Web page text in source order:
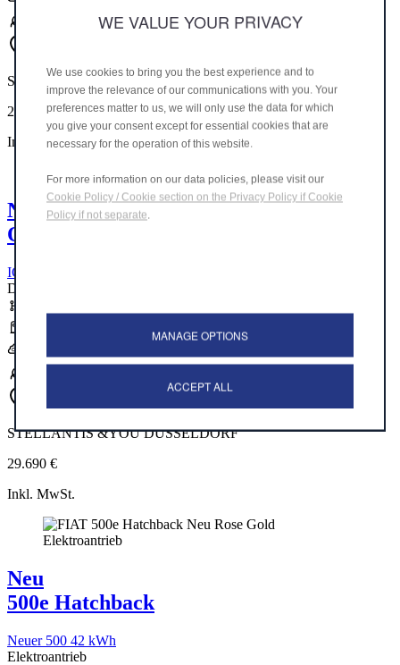
STELLANTIS &YOU DÜSSELDORF
29.690 €
Inkl. MwSt.
Neu
Qubo L 7-Sitzer
ICON 1.5 Diesel 74 kW (100 PS) MT
Diesel
Schaltgetriebe
STELLANTIS &YOU DÜSSELDORF
29.690 €
Inkl. MwSt.
Neu
500e Hatchback
Neuer 500 42 kWh
Elektroantrieb
WE VALUE YOUR PRIVACY
We use cookies to bring you the best experience and to
improve the relevance of our communications with you. Your
preferences matter to us, we will only use the data for which
you give your consent except for essential cookies that are
necessary for the operation of this website.
For more information on our data policies, please visit our
Cookie Policy / Cookie section on the Privacy Policy if Cookie
Policy if not separate.
MANAGE OPTIONS
ACCEPT ALL